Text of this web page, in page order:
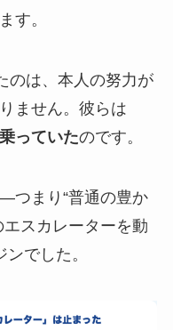
す。
のは、本人の努力が
ません。彼らは
っていたのです。
つまり“普通の豊か
スカレーターを動
でした。